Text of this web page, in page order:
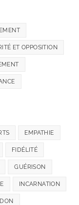
ET OPPOSITION
EMPATHIE
FIDÉLITÉ
GUÉRISON
INCARNATION